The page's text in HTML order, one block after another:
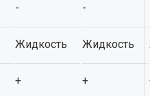
- -
Жидкость Жидкость
+ +